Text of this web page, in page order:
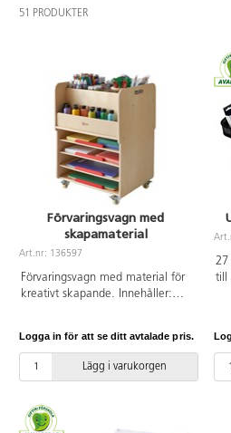
51 PRODUKTER
Förvaringsvagn med
skapamaterial
Art.nr: 136597
Förvaringsvagn med material för
kreativt skapande. Innehåller:
fem olika färger (100 ark/färg),
hexagonala färgpennor 144-
pack, fiberpennor broad 48 st,
färgkoppar 8 st, hobbyfärg
250 ml 10 st, vänstersax 2 st,
Logga in för att se ditt avtalade pris.
Lägg i varukorgen
27
till
2